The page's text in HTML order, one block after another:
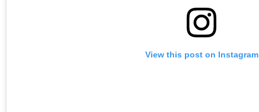
View this post on Instagram